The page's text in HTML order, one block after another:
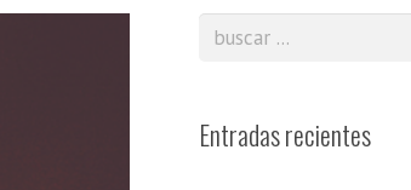
Entradas recientes